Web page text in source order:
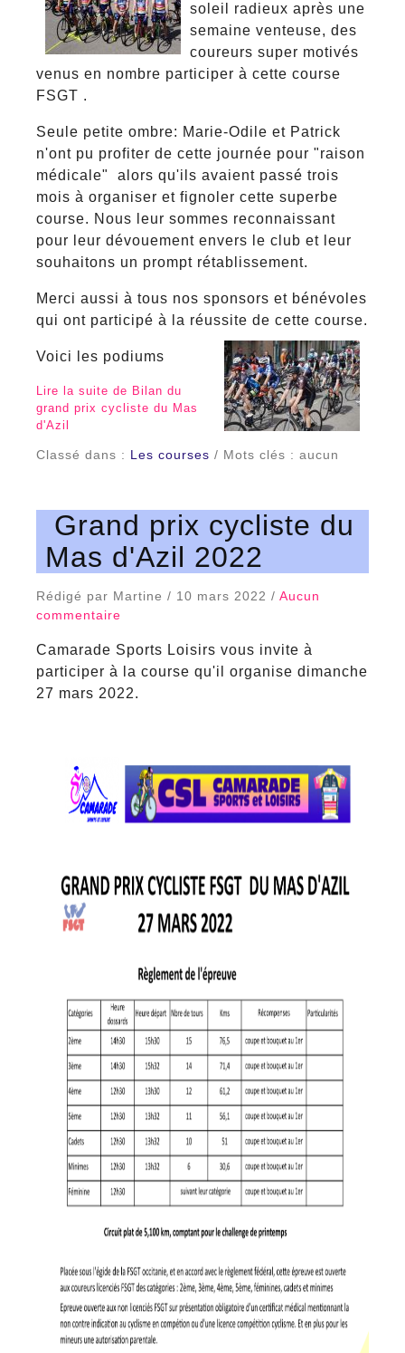
soleil radieux après une
semaine venteuse, des
coureurs super motivés
venus en nombre participer à cette course
FSGT .
Seule petite ombre: Marie-Odile et Patrick
n'ont pu profiter de cette journée pour "raison
médicale" alors qu'ils avaient passé trois
mois à organiser et fignoler cette superbe
course. Nous leur sommes reconnaissant
pour leur dévouement envers le club et leur
souhaitons un prompt rétablissement.
Merci aussi à tous nos sponsors et bénévoles
qui ont participé à la réussite de cette course.
Voici les podiums
Lire la suite de Bilan du
grand prix cycliste du Mas
d'Azil
Classé dans : Les courses / Mots clés : aucun
Grand prix cycliste du
Mas d'Azil 2022
Rédigé par Martine / 10 mars 2022 / Aucun
commentaire
Camarade Sports Loisirs vous invite à
participer à la course qu'il organise dimanche
27 mars 2022.